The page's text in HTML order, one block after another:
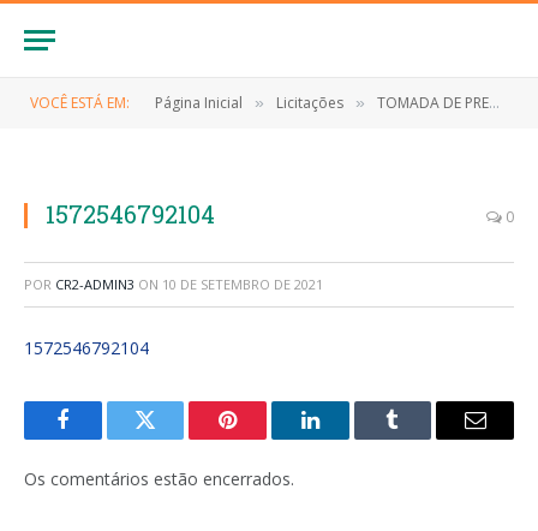
VOCÊ ESTÁ EM: Página Inicial » Licitações » TOMADA DE PREÇO Nº 007/2019 (Contratação de empresa especializada para execução dos serviços engenharia para construção do mercado central no bairro Torres no município de Anapurus)
1572546792104 0
POR CR2-ADMIN3 ON 10 DE SETEMBRO DE 2021
1572546792104
FacebookTwitter Pinterest LinkedInTumblr
E-
Os comentários estão encerrados.